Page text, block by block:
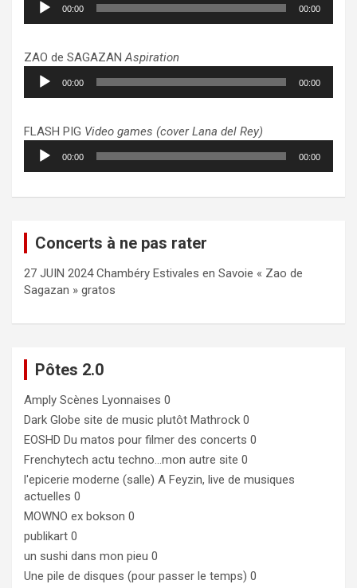
audio
00:00 00:00
ZAO de SAGAZANAspiration
Lecteur
audio
00:00 00:00
FLASH PIG Video games (cover Lana del Rey)
Lecteur
audio
00:00 00:00
Concerts à ne pas rater
27 JUIN 2024 Chambéry Estivales en Savoie « Zao de
Sagazan » gratos
Pôtes 2.0
Amply Scènes Lyonnaises 0
Dark Globe site de music plutôt Mathrock 0
EOSHD Du matos pour filmer des concerts 0
Frenchytech actu techno…mon autre site 0
l'epicerie moderne (salle) A Feyzin, live de musiques
actuelles 0
MOWNO ex bokson 0
publikart 0
un sushi dans mon pieu 0
Une pile de disques (pour passer le temps) 0